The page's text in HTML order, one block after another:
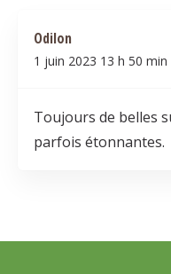
Odilon
1 juin 2023 13 h 50 min
Toujours de belles
parfois étonnantes.